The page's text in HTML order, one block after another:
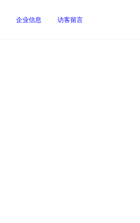
企业信息 访客留言